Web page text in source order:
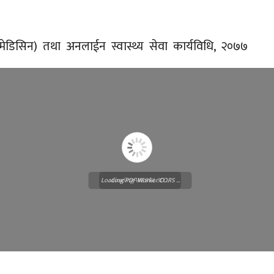
तथा अनलाईन स्वास्थ्य सेवा कार्यविधि, २०७७
Loading WEBGL 3D ...
Loading PDF Worker CORS ...